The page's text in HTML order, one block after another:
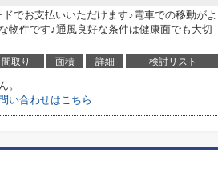
でお支払いいただけます♪電車での移動がよ
物件です♪通風良好な条件は健康面でも大切
間取り 面積 詳細 検討リスト
。
い合わせはこちら